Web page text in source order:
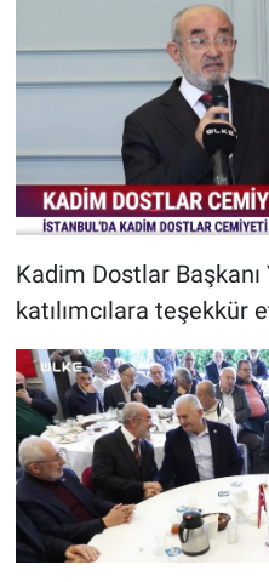
Kadim Dostlar
katılımcılara teşekkür